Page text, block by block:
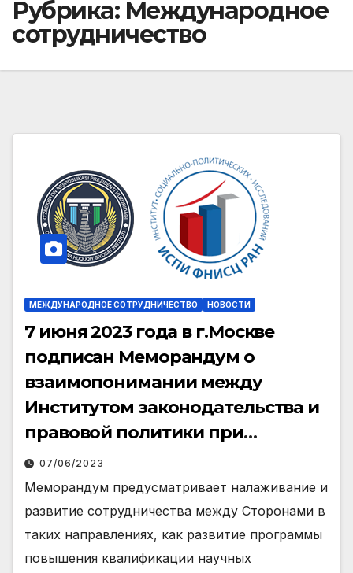
Рубрика: Международное
сотрудничество
МЕЖДУНАРОДНОЕ СОТРУДНИЧЕСТВО НОВОСТИ
7 июня 2023 года в г.Москве
подписан Меморандум о
взаимопонимании между
Институтом законодательства и
правовой политики при
Президенте Республики
Узбекистан и российским
Институтом социально-
политических исследований.
07/06/2023
Меморандум предусматривает налаживание и
развитие сотрудничества между Сторонами в
таких направлениях, как развитие программы
повышения квалификации научных